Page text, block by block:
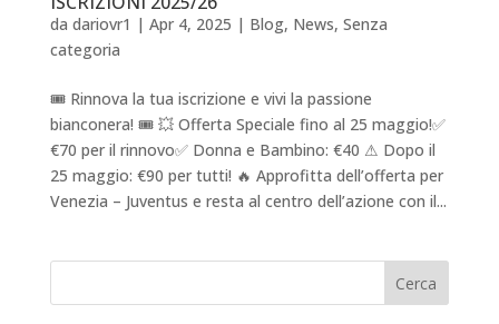
da dariovr1 | Apr 4, 2025 | Blog, News, Senza
categoria
🎟 Rinnova la tua iscrizione e vivi la passione
bianconera! 🎟 💥 Offerta Speciale fino al 25 maggio!✅
€70 per il rinnovo✅ Donna e Bambino: €40 ⚠ Dopo il
25 maggio: €90 per tutti! 🔥 Approfitta dell’offerta per
Venezia – Juventus e resta al centro dell’azione con il...
Cerca